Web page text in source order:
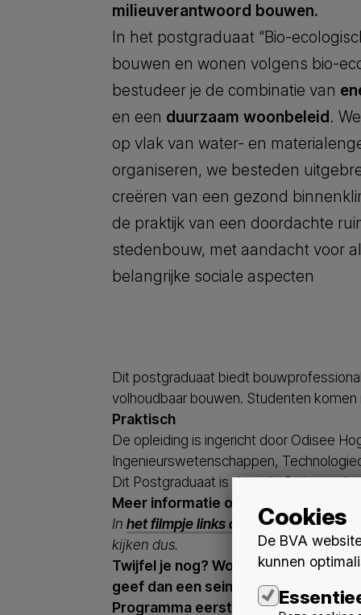
Cookies
De BVA
kunnen
milieuverantwoord bouwen.
In het postgraduaat “Bio-
bouwen en wonen volgens bio-
bestudeer je de combinatie van
en een duurzaam woonbeleid.
op vlak van water- en
organiseren, we besteden
creëren van een gezond
de praktijk van een doordachte
stedenbouw, met aandacht voor
belangrijke sociale aspecten
Dit postgraduaat biedt
volhoudbaar bouwen. Studenten
Praktisch
De opleiding is ingericht door Odisee
Ingenieurswetenschappen,
Dit Postgraduaat is door de Orde van
Meer informatie over het
In het filmpje links onderaanleggen
kijken dus.
Twijfel je nog? Woon dangratisde
geef dan een seintje voor 6/9 aan
Programma eerste lesdag: